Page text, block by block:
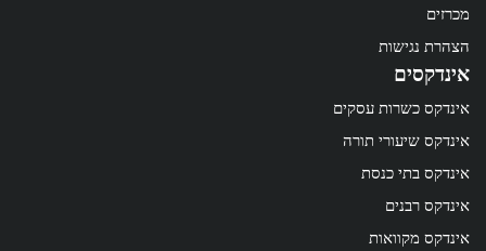
מכרזים
הצהרת נגישות
אינדקסים
אינדקס כשרות עסקים
אינדקס שיעורי תורה
אינדקס בתי כנסת
אינדקס רבנים
אינדקס מקוואות